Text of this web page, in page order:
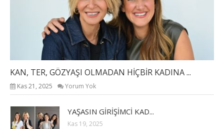
KAN, TER, GÖZYAŞI OLMADAN HİÇBİR KADINA ...
Kas 21, 2025 Yorum Yok
YAŞASIN GİRİŞİMCİ KAD...
Kas 19, 2025